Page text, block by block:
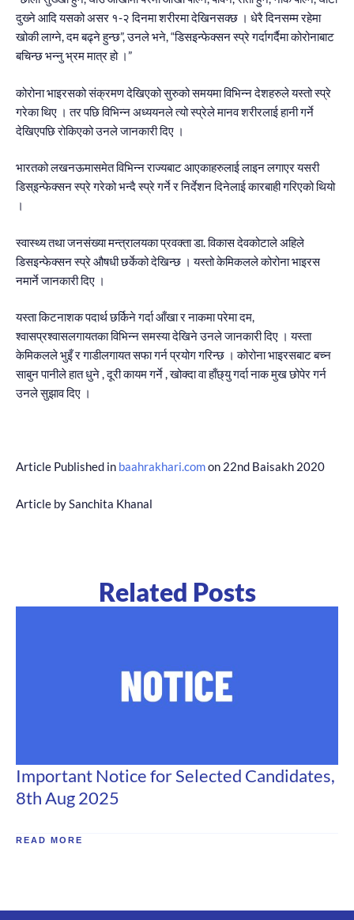
दुख्‍ने आदि यसको असर १-२ दिनमा शरीरमा देखिनसक्छ । धेरै दिनसम्म रहेमा
खोकी लाग्‍ने, दम बढ्ने हुन्छ”, उनले भने, “डिसइन्फेक्सन स्प्रे गर्दागर्दैमा कोरोनाबाट
बचिन्छ भन्‍नु भ्रम मात्र हो ।”
कोरोना भाइरसको संक्रमण देखिएको सुरुको समयमा विभिन्‍न देशहरुले यस्तो स्प्रे
गरेका थिए । तर पछि विभिन्‍न अध्ययनले त्यो स्प्रेले मानव शरीरलाई हानी गर्ने
देखिएपछि रोकिएको उनले जानकारी दिए ।
भारतको लखनऊमासमेत विभिन्‍न राज्यबाट आएकाहरुलाई लाइन लगाएर यसरी
डिस्इन्फेक्सन स्प्रे गरेको भन्दै स्प्रे गर्ने र निर्देशन दिनेलाई कारबाही गरिएको थियो
।
स्वास्थ्य तथा जनसंख्या मन्त्रालयका प्रवक्ता डा. विकास देवकोटाले अहिले
डिसइन्फेक्सन स्प्रे औषधी छर्केको देखिन्छ । यस्तो केमिकलले कोरोना भाइरस
नमार्ने जानकारी दिए ।
यस्ता किटनाशक पदार्थ छर्किने गर्दा आँखा र नाकमा परेमा दम,
श्वासप्रश्वासलगायतका विभिन्न समस्या देखिने उनले जानकारी दिए । यस्ता
केमिकलले भुइँ र गाडीलगायत सफा गर्न प्रयोग गरिन्छ । कोरोना भाइरसबाट बच्‍न
साबुन पानीले हात धुने , दूरी कायम गर्ने , खोक्दा वा हाँछ्यु गर्दा नाक मुख छोपेर गर्न
उनले सुझाव दिए ।
Article Published in baahrakhari.comon 22nd Baisakh 2020
Article by Sanchita Khanal
Related Posts
Important Notice for Selected Candidates,
8th Aug 2025
READ MORE